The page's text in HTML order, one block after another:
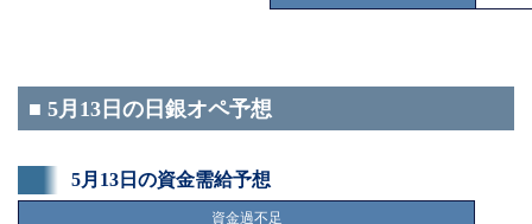
■ 5月13日の日銀オペ予想
5月13日の資金需給予想
資金過不足